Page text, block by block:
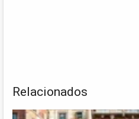
Relacionados